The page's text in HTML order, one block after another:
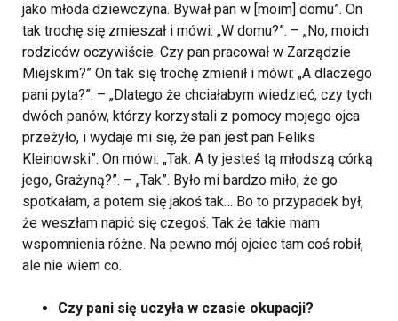
jako młoda dziewczyna. Bywał pan w [moim] domu”. On
tak trochę się zmieszał i mówi: „W domu?”. – „No, moich
rodziców oczywiście. Czy pan pracował w Zarządzie
Miejskim?” On tak się trochę zmienił i mówi: „A dlaczego
pani pyta?”. – „Dlatego że chciałabym wiedzieć, czy tych
dwóch panów, którzy korzystali z pomocy mojego ojca
przeżyło, i wydaje mi się, że pan jest pan Feliks
Kleinowski”. On mówi: „Tak. A ty jesteś tą młodszą córką
jego, Grażyną?”. – „Tak”. Było mi bardzo miło, że go
spotkałam, a potem się jakoś tak… Bo to przypadek był,
że weszłam napić się czegoś. Tak że takie mam
wspomnienia różne. Na pewno mój ojciec tam coś robił,
ale nie wiem co.
Czy pani się uczyła w czasie okupacji?